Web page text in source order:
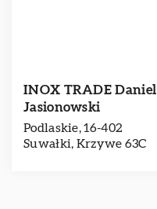
INOX TRADE Daniel
Jasionowski
Podlaskie, 16-402
Suwałki, Krzywe 63C